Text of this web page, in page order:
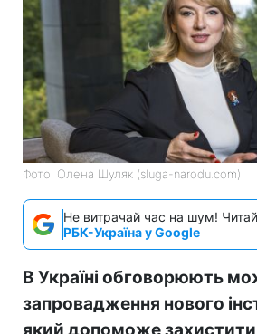
Фото: Олена Шуляк (sluga-narodu.com)
Не витрачай час на шум! Читай
РБК-Україна у Google
В Україні обговорюють
запровадження нового